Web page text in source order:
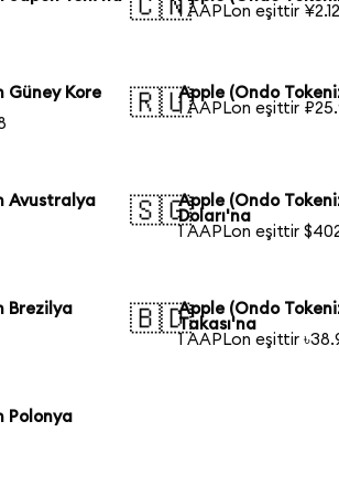
🇨🇳1 AAPLon eşittir
Güney Kore
🇷🇺Apple (Ondo
1 AAPLon eşittir
Avustralya
🇸🇬Apple (Ondo
Doları'na
1 AAPLon eşittir
Brezilya
🇧🇩Apple (Ondo
Takası'na
1 AAPLon eşittir
Polonya